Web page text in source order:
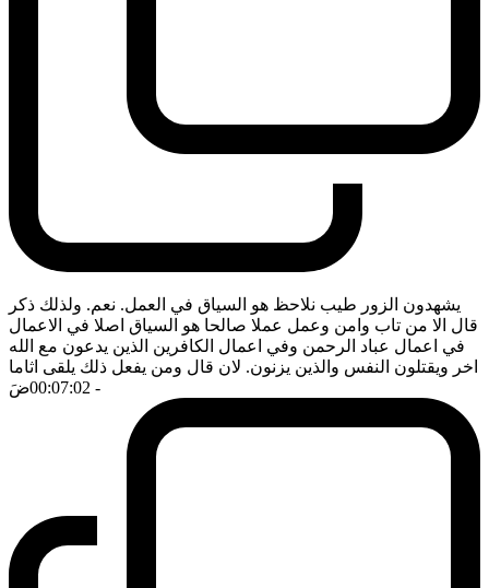
يشهدون الزور طيب نلاحظ هو السياق في العمل. نعم. ولذلك ذكر
قال الا من تاب وامن وعمل عملا صالحا هو السياق اصلا في الاعمال
في اعمال عباد الرحمن وفي اعمال الكافرين الذين يدعون مع الله
اخر ويقتلون النفس والذين يزنون. لان قال ومن يفعل ذلك يلقى اثاما
- 00:07:02
ضَ